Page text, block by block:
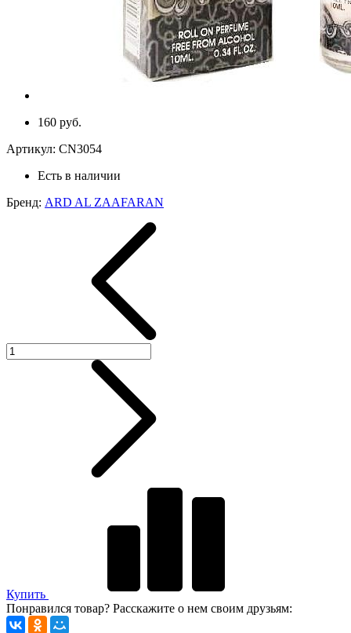
160 руб.
Артикул: CN3054
Есть в наличии
Бренд: ARD AL ZAAFARAN
Купить
Понравился товар? Расскажите о нем своим друзьям: